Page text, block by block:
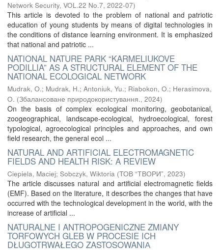
Network Security, VOL.22 No.7, 2022-07)
This article is devoted to the problem of national and patriotic
education of young students by means of digital technologies in
the conditions of distance learning environment. It is emphasized
that national and patriotic ...
NATIONAL NATURE PARK “KARMELIUKOVE
PODILLIA” AS A STRUCTURAL ELEMENT OF THE
NATIONAL ECOLOGICAL NETWORK
Mudrak, О.; Mudrak, H.; Antoniuk, Yu.; Riabokon, O.; Herasimova,
O. (Збалансоване природокористування., 2024)
On the basis of complex ecological monitoring, geobotanical,
zoogeographical, landscape-ecological, hydroecological, forest
typological, agroecological principles and approaches, and own
field research, the general ecol ...
NATURAL AND ARTIFICIAL ELECTROMAGNETIC
FIELDS AND HEALTH RISK: A REVIEW
Ciepiela, Maciej; Sobczyk, Wiktoria (ТОВ “ТВОРИ”, 2023)
The article discusses natural and artificial electromagnetic fields
(EMF). Based on the literature, it describes the changes that have
occurred with the technological development in the world, with the
increase of artificial ...
NATURALNE I ANTROPOGENICZNE ZMIANY
TORFOWYCH GLEB W PROCESIE ICH
DŁUGOTRWAŁEGO ZASTOSOWANIА